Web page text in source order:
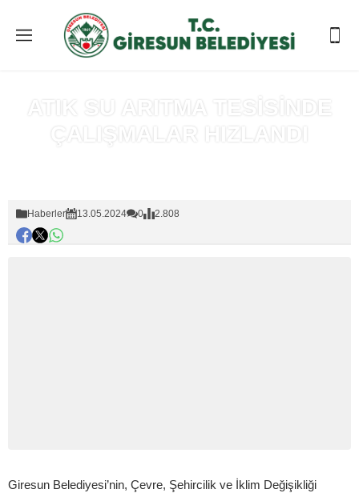
ATIK SU ARITMA TESİSİNDE
ÇALIŞMALAR HIZLANDI
Haberler 13.05.2024 0 2.808
Giresun Belediyesi’nin, Çevre, Şehircilik ve İklim Değişikliği